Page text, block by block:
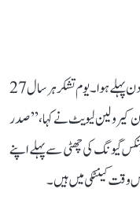
وائٹ ہاؤس کے قریب حملہ یوم تشکر سے صرف ایک دن پہلے ہوا۔ یوم تشکر ہر سال 27
کیرولین لیویٹ نے کہا، ’’صدر
گیونگ کی چھٹی سے پہلے اپنے
کینٹکی میں ہیں۔